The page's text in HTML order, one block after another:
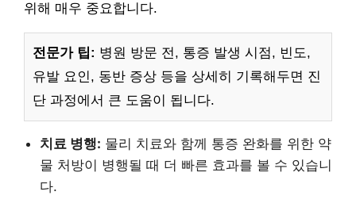
위해 매우 중요합니다.
전문가 팁: 병원 방문 전, 통증 발생 시점, 빈도,
유발 요인, 동반 증상 등을 상세히 기록해두면 진
단 과정에서 큰 도움이 됩니다.
치료 병행: 물리 치료와 함께 통증 완화를 위한 약
물 처방이 병행될 때 더 빠른 효과를 볼 수 있습니
다.